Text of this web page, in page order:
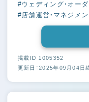
#ウェディング・オー
#店舗運営・マネジメン
掲載ID 1005352
更新日：2025年09月04日